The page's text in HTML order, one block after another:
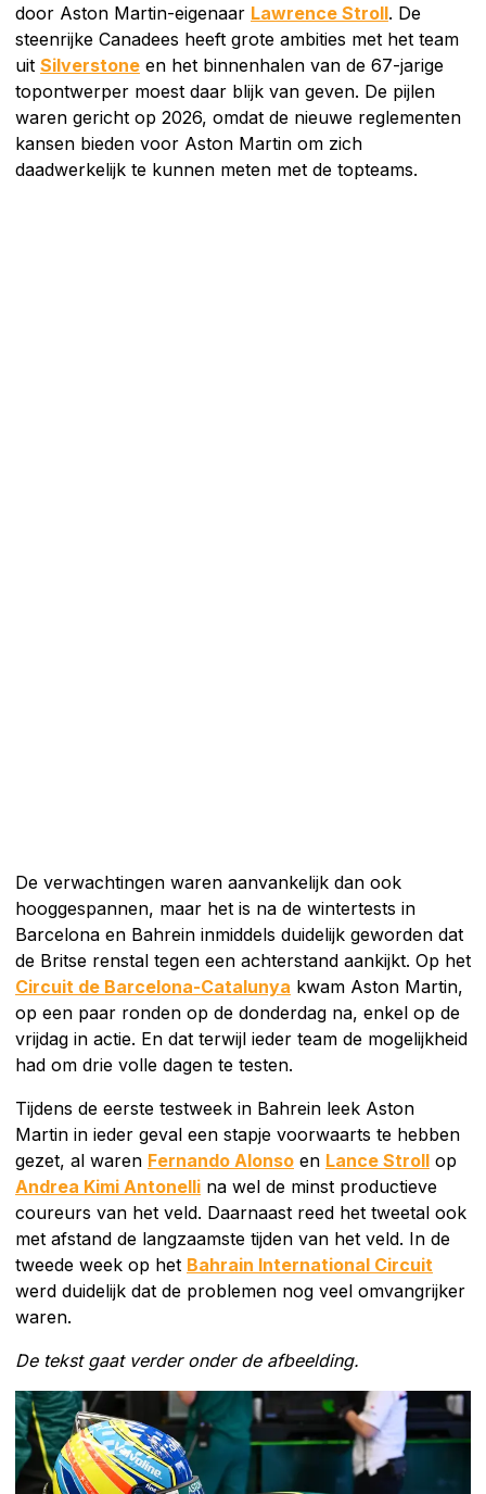
door Aston Martin-eigenaar Lawrence Stroll. De
steenrijke Canadees heeft grote ambities met het team
uit Silverstone en het binnenhalen van de 67-jarige
topontwerper moest daar blijk van geven. De pijlen
waren gericht op 2026, omdat de nieuwe reglementen
kansen bieden voor Aston Martin om zich
daadwerkelijk te kunnen meten met de topteams.
De verwachtingen waren aanvankelijk dan ook
hooggespannen, maar het is na de wintertests in
Barcelona en Bahrein inmiddels duidelijk geworden dat
de Britse renstal tegen een achterstand aankijkt. Op het
Circuit de Barcelona-Catalunya kwam Aston Martin,
op een paar ronden op de donderdag na, enkel op de
vrijdag in actie. En dat terwijl ieder team de mogelijkheid
had om drie volle dagen te testen.
Tijdens de eerste testweek in Bahrein leek Aston
Martin in ieder geval een stapje voorwaarts te hebben
gezet, al waren Fernando Alonso en Lance Stroll op
Andrea Kimi Antonelli na wel de minst productieve
coureurs van het veld. Daarnaast reed het tweetal ook
met afstand de langzaamste tijden van het veld. In de
tweede week op het Bahrain International Circuit
werd duidelijk dat de problemen nog veel omvangrijker
waren.
De tekst gaat verder onder de afbeelding.